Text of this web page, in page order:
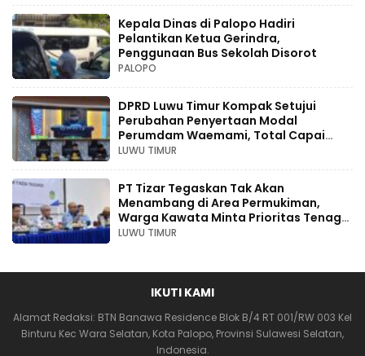
Kepala Dinas di Palopo Hadiri
Pelantikan Ketua Gerindra,
Penggunaan Bus Sekolah Disorot
PALOPO
DPRD Luwu Timur Kompak Setujui
Perubahan Penyertaan Modal
Perumdam Waemami, Total Capai
Rp131,68 Miliar Hingga 2030
LUWU TIMUR
PT Tizar Tegaskan Tak Akan
Menambang di Area Permukiman,
Warga Kawata Minta Prioritas Tenaga
Kerja Lokal
LUWU TIMUR
IKUTI KAMI
Alamat Redaksi: BTN Banawa Residence Blok B/4 RT 001/RW 003 Kel
Binturu Kec Wara Selatan, Kota Palopo, Provinsi Sulawesi Selatan,
Indonesia.